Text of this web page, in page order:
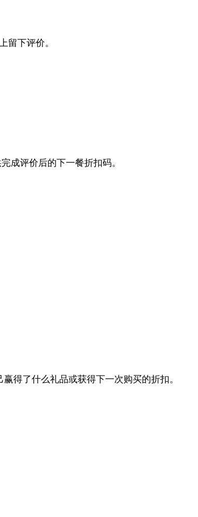
下评价。
评价后的下一餐折扣码。
得了什么礼品或获得下一次购买的折扣。